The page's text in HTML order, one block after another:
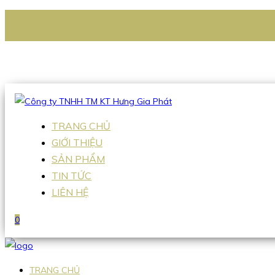
Hotline:0938 336 079
TRANG CHỦ
GIỚI THIỆU
SẢN PHẨM
TIN TỨC
LIÊN HỆ
0
TRANG CHỦ